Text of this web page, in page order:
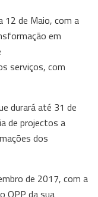
12 de Maio, com a
em
serviços, com
durará até 31 de
de projectos a
dos
de 2017, com a
OPP da sua